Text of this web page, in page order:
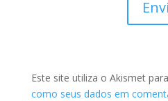
Este site utiliza o Akismet
como seus dados em